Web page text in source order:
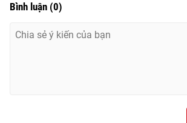
Bình luận (0)